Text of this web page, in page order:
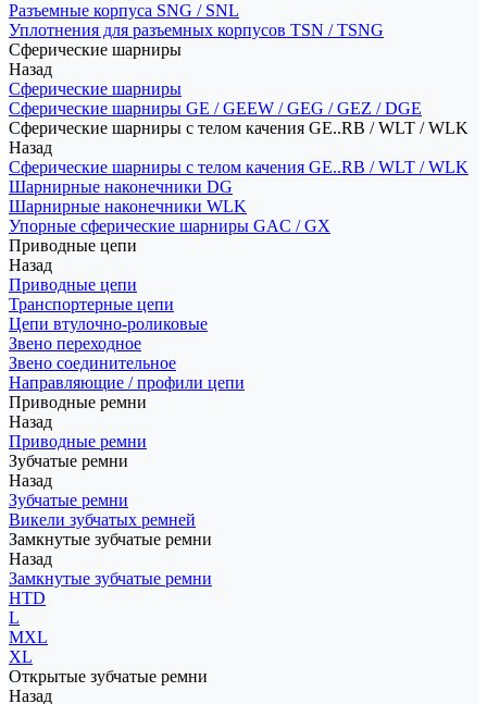
Разъемные корпуса SNG / SNL
Уплотнения для разъемных корпусов TSN / TSNG
Сферические шарниры
Назад
Сферические шарниры
Сферические шарниры GE / GEEW / GEG / GEZ / DGE
Сферические шарниры с телом качения GE..RB / WLT / WLK
Назад
Сферические шарниры с телом качения GE..RB / WLT / WLK
Шарнирные наконечники DG
Шарнирные наконечники WLK
Упорные сферические шарниры GAC / GX
Приводные цепи
Назад
Приводные цепи
Транспортерные цепи
Цепи втулочно-роликовые
Звено переходное
Звено соединительное
Направляющие / профили цепи
Приводные ремни
Назад
Приводные ремни
Зубчатые ремни
Назад
Зубчатые ремни
Викели зубчатых ремней
Замкнутые зубчатые ремни
Назад
Замкнутые зубчатые ремни
HTD
L
MXL
XL
Открытые зубчатые ремни
Назад